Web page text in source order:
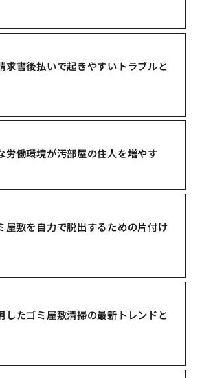
求書後払いで起きやすいトラブルと
労働環境が汚部屋の住人を増やす
屋敷を自力で脱出するための片付け
したゴミ屋敷清掃の最新トレンドと